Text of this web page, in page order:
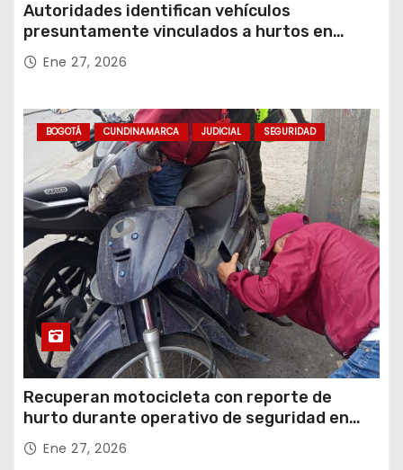
Autoridades identifican vehículos
presuntamente vinculados a hurtos en
conjuntos residenciales de Zipaquirá
Ene 27, 2026
BOGOTÁ CUNDINAMARCA JUDICIAL SEGURIDAD
Recuperan motocicleta con reporte de
hurto durante operativo de seguridad en
Rafael Uribe Uribe
Ene 27, 2026